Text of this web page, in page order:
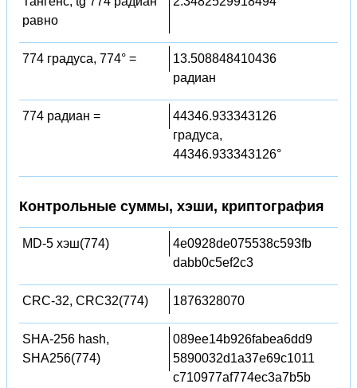
равно
774 градуса, 774° =
13.508848410436
радиан
774 радиан =
44346.933343126
градуса,
44346.933343126°
Контрольные суммы, хэши, криптография
MD-5 хэш(774)
4e0928de075538c593fb
dabb0c5ef2c3
CRC-32, CRC32(774) 1876328070
SHA-256 hash,
SHA256(774)
089ee14b926fabea6dd9
5890032d1a37e69c1011
c710977af774ec3a7b5b